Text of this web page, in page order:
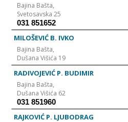
Bajina Bašta,
Svetosavska 25
031 851652
MILOŠEVIĆ B. IVKO
Bajina Bašta,
Dušana Višića 19
RADIVOJEVIĆ P. BUDIMIR
Bajina Bašta,
Dušana Višića 62
031 851960
RAJKOVIĆ P. LJUBODRAG